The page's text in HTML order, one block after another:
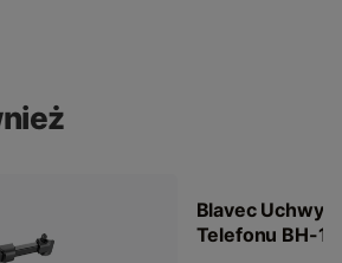
Blavec Uchwyt
Telefonu BH-